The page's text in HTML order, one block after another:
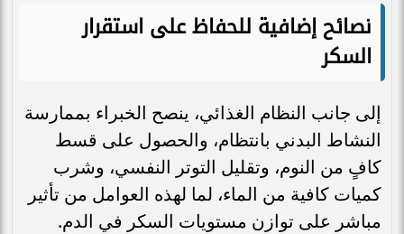
نصائح إضافية للحفاظ على استقرار
السكر
إلى جانب النظام الغذائي، ينصح الخبراء بممارسة
النشاط البدني بانتظام، والحصول على قسط
كافٍ من النوم، وتقليل التوتر النفسي، وشرب
كميات كافية من الماء، لما لهذه العوامل من تأثير
مباشر على توازن مستويات السكر في الدم.